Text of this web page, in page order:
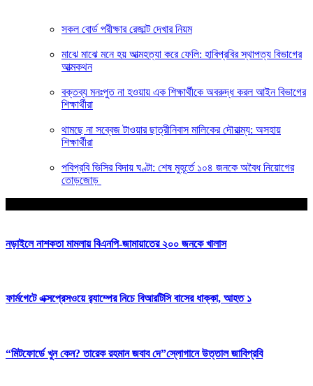
সকল বোর্ড পরীক্ষার রেজাল্ট দেখার নিয়ম
মাঝে মাঝে মনে হয় আত্মহত্যা করে ফেলি: হাবিপ্রবির স্থাপত্য বিভাগের
আত্মকথন
বক্তব্য মনঃপুত না হওয়ায় এক শিক্ষার্থীকে অবরুদ্ধ করল আইন বিভাগের
শিক্ষার্থীরা
থামছে না সব্বেজ টাওয়ার ছাত্রীনিবাস মালিকের দৌরাত্ম্য: অসহায়
শিক্ষার্থীরা
পবিপ্রবি ভিসির বিদায় ঘণ্টা: শেষ মুহূর্তে ১০৪ জনকে অবৈধ নিয়োগের
তোড়জোড়
নড়াইলে নাশকতা মামলায় বিএনপি-জামায়াতের ২০০ জনকে খালাস
ফার্মগেটে এক্সপ্রেসওয়ে র‍্যাম্পের নিচে বিআরটিসি বাসের ধাক্কা, আহত ১
“মিটফোর্ডে খুন কেন? তারেক রহমান জবাব দে”স্লোগানে উত্তাল জাবিপ্রবি